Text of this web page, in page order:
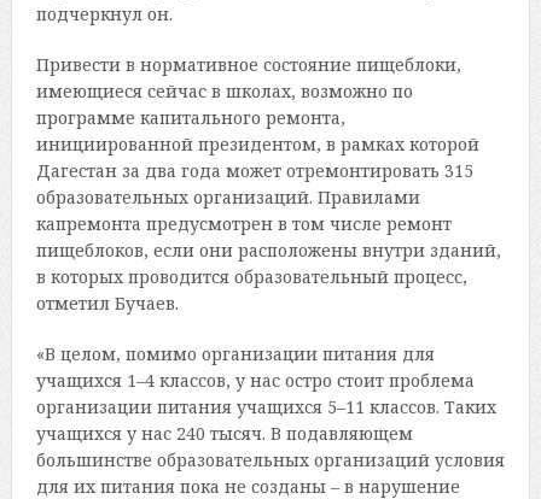
подчеркнул он.
Привести в нормативное состояние пищеблоки,
имеющиеся сейчас в школах, возможно по
программе капитального ремонта,
инициированной президентом, в рамках которой
Дагестан за два года может отремонтировать 315
образовательных организаций. Правилами
капремонта предусмотрен в том числе ремонт
пищеблоков, если они расположены внутри зданий,
в которых проводится образовательный процесс,
отметил Бучаев.
«В целом, помимо организации питания для
учащихся 1–4 классов, у нас остро стоит проблема
организации питания учащихся 5–11 классов. Таких
учащихся у нас 240 тысяч. В подавляющем
большинстве образовательных организаций условия
для их питания пока не созданы – в нарушение